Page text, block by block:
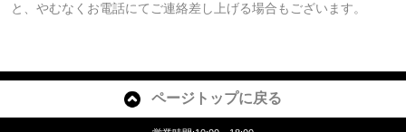
と、やむなくお電話にてご連絡差し上げる場合もございます。
ページトップに戻る